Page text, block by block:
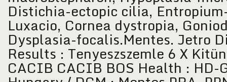
Distichia-ectopic cilia,
Luxacio, Cornea dystropia,
Dysplasia-focalis.Mentes. Jetro
Results : Tenyeszszemle 6 X
CACIB CACIB BOS Health : HD-